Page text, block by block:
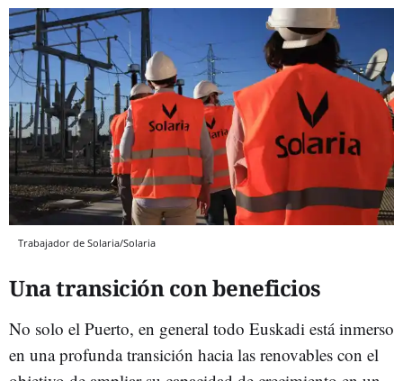
Trabajador de Solaria/Solaria
Una transición con beneficios
No solo el Puerto, en general todo Euskadi está inmerso
en una profunda transición hacia las renovables con el